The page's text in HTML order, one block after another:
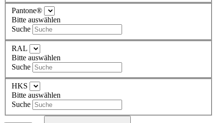
Pantone®
Bitte auswählen
Suche
RAL
Bitte auswählen
Suche
HKS
Bitte auswählen
Suche